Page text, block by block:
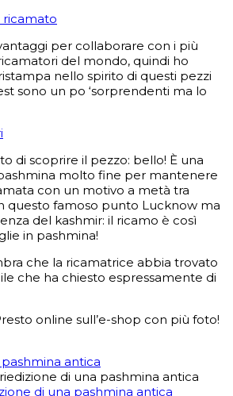
per collaborare con i più
del mondo, quindi ho
nello spirito di questi pezzi
sono un po ‘sorprendenti ma lo
di scoprire il pezzo: bello! È una
molto fine per mantenere
con un motivo a metà tra
questo famoso punto Lucknow ma
del kashmir: il ricamo è così
in pashmina!
che la ricamatrice abbia trovato
che ha chiesto espressamente di
online sull’e-shop con più foto!